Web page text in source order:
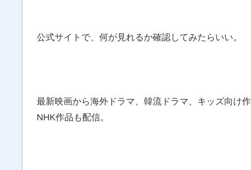
公式サイトで、何が見れるか確認してみたらいい。
最新映画から海外ドラマ、韓流ドラマ、キッズ向け
NHK作品も配信。